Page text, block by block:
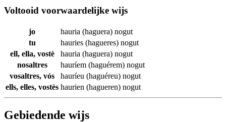
Voltooid voorwaardelijke wijs
jo hauria (haguera) nogut
tu
hauries (hagueres) nogut
ell, ella, vostè
hauria (haguera) nogut
nosaltres
hauríem (haguérem) nogut
vosaltres, vós
hauríeu (haguéreu) nogut
ells, elles, vostès haurien (hagueren) nogut
Gebiedende wijs